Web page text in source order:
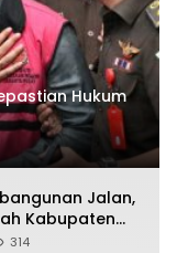
Hukum
Jalan,
Kabupaten
314